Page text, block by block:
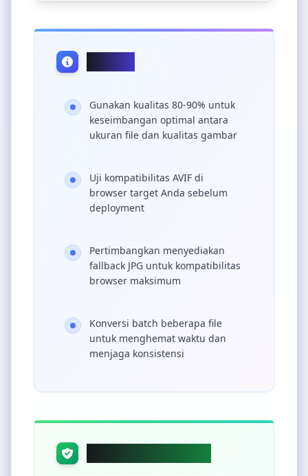
Gunakan kualitas 80-90% untuk
keseimbangan optimal antara
ukuran file dan kualitas gambar
Uji kompatibilitas AVIF di
browser target Anda sebelum
deployment
Pertimbangkan menyediakan
fallback JPG untuk kompatibilitas
browser maksimum
Konversi batch beberapa file
untuk menghemat waktu dan
menjaga konsistensi